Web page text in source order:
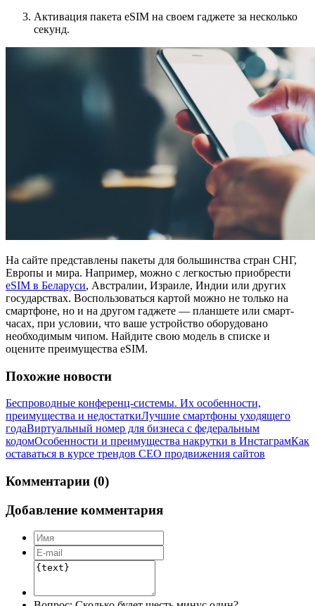
Активация пакета eSIM на своем гаджете за несколько
секунд.
На сайте представлены пакеты для большинства стран СНГ,
Европы и мира. Например, можно с легкостью приобрести
eSIM в Беларуси, Австралии, Израиле, Индии или других
государствах. Воспользоваться картой можно не только на
смартфоне, но и на другом гаджете — планшете или смарт-
часах, при условии, что ваше устройство оборудовано
необходимым чипом. Найдите свою модель в списке и
оцените преимущества eSIM.
Похожие новости
Беспроводные конференц-системы. Их особенности,
преимущества и недостаткиЛучшие смартфоны уходящего
годаВиртуальный номер для бизнеса с федеральным
кодомОсобенности и преимущества накрутки в ИнстаграмКак
оставаться в курсе трендов СЕО продвижения сайтов
Комментарии (0)
Добавление комментария